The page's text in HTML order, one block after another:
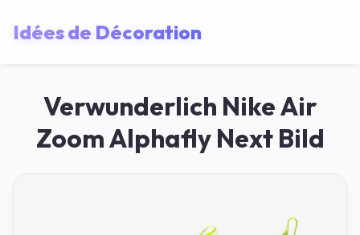
Idées de Décoration
Verwunderlich Nike Air
Zoom Alphafly Next Bild